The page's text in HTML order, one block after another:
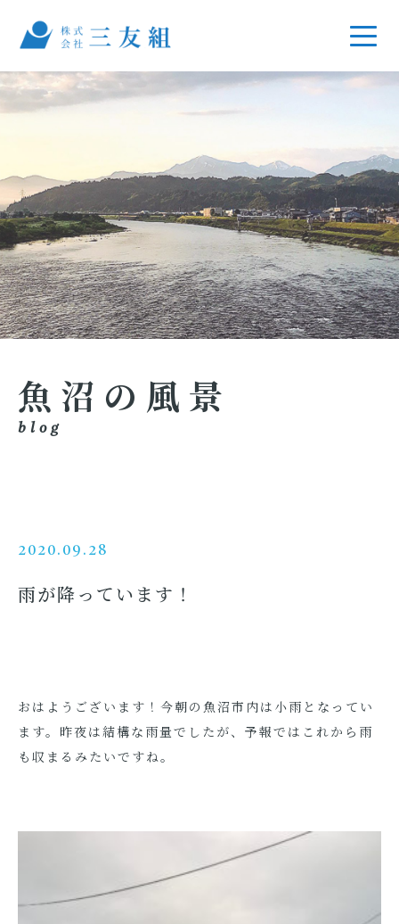
魚沼の風景
blog
2020.09.28
雨が降っています！
おはようございます！今朝の魚沼市内は小雨となってい
ます。昨夜は結構な雨量でしたが、予報ではこれから雨
も収まるみたいですね。